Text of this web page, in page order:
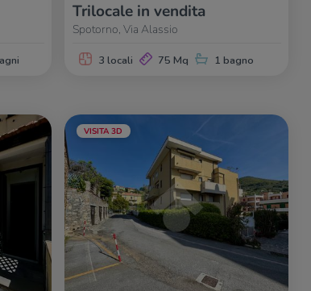
Trilocale in vendita
Spotorno, Via Alassio
3 locali 75 Mq 1 bagno
VISITA 3D